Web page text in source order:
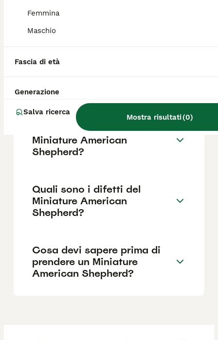
Femmina
Maschio
Fascia di età
Generazione
Salva ricerca
Mostra risultati(0)
di circa 419€ ,anche se i prezzi possono
reputazione dell'allevatore e la posizione.
Quanto dura la vita di un
Shepherd?
Qual è il carattere del
Miniature American
Shepherd?
Quali sono i difetti del
Miniature American
Shepherd?
Cosa devi sapere prima di
prendere un Miniature
American Shepherd?